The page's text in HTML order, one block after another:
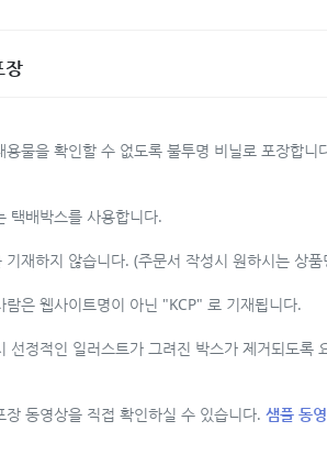
장
용물을 확인할 수 없도록 불투명 비닐로 포장합니
택배박스를 사용합니다.
기재하지 않습니다. (주문서 작성시 원하시는 상
람은 웹사이트명이 아닌 "KCP" 로 기재됩니다.
선정적인 일러스트가 그려진 박스가 제거되도록
장 동영상을 직접 확인하실 수 있습니다. 샘플 동